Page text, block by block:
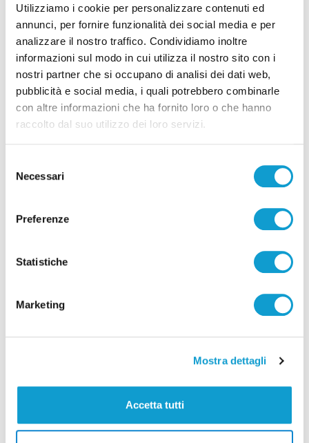
Utilizziamo i cookie per personalizzare contenuti ed
annunci, per fornire funzionalità dei social media e per
analizzare il nostro traffico. Condividiamo inoltre
informazioni sul modo in cui utilizza il nostro sito con i
nostri partner che si occupano di analisi dei dati web,
pubblicità e social media, i quali potrebbero combinarle
con altre informazioni che ha fornito loro o che hanno
raccolto dal suo utilizzo dei loro servizi.
delNecessari
Preferenze
Statistiche
Marketing
Mostra dettagli
Accetta tutti
Pubblicità